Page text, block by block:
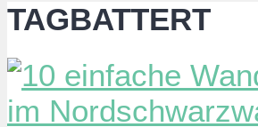
TAGBATTERT